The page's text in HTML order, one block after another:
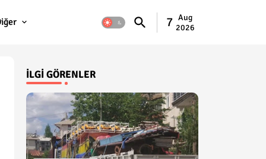
7 Aug
2026
İLGI GÖRENLER